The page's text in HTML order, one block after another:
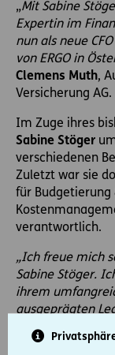
„Mit Sabine
Expertin im
nun als neue
von ERGO in
Clemens Muth,
Versicherung AG.
Im Zuge ihres
Sabine Stöger
verschiedenen
Zuletzt war sie
für Budgetierung
verantwortlich.
„Ich freue mich
Sabine Stöger.
ihrem
ausgeprägten
zum Erfolg von
sagt Dr. Philipp